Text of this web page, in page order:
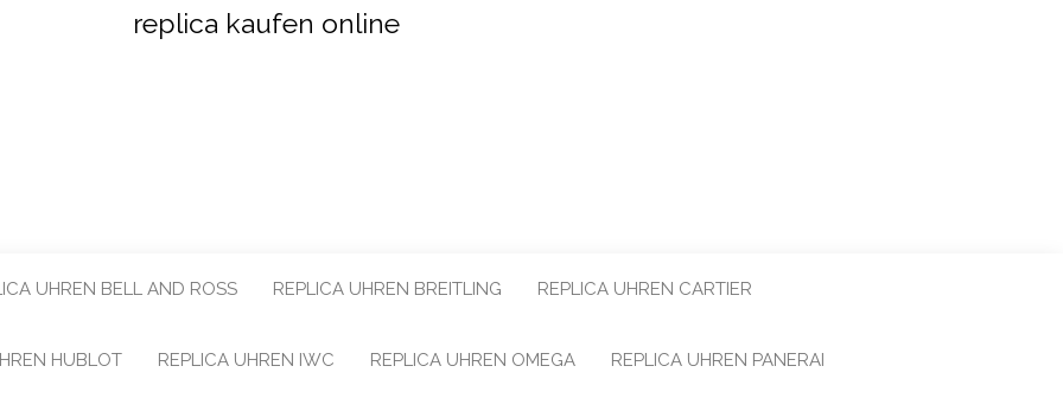
replica kaufen online
UHREN BELL AND ROSS REPLICA UHREN BREITLING REPLICA UHREN CARTIER
HUBLOT REPLICA UHREN IWC REPLICA UHREN OMEGA REPLICA UHREN PANERAI